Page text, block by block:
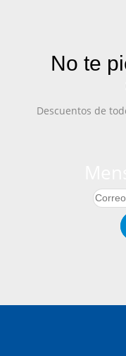
No te
Descuentos de